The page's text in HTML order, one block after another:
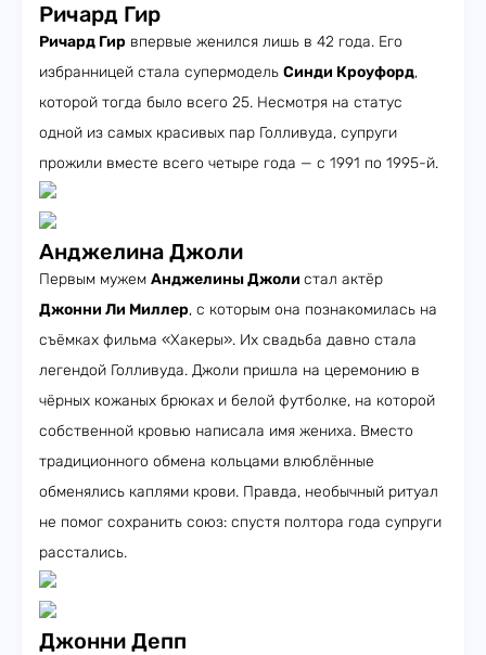
Ричард Гир
Ричард Гир впервые женился лишь в 42 года. Его
избранницей стала супермодель Синди Кроуфорд,
которой тогда было всего 25. Несмотря на статус
одной из самых красивых пар Голливуда, супруги
прожили вместе всего четыре года — с 1991 по 1995-й.
Анджелина Джоли
Первым мужем Анджелины Джоли стал актёр
Джонни Ли Миллер, с которым она познакомилась на
съёмках фильма «Хакеры». Их свадьба давно стала
легендой Голливуда. Джоли пришла на церемонию в
чёрных кожаных брюках и белой футболке, на которой
собственной кровью написала имя жениха. Вместо
традиционного обмена кольцами влюблённые
обменялись каплями крови. Правда, необычный ритуал
не помог сохранить союз: спустя полтора года супруги
расстались.
Джонни Депп